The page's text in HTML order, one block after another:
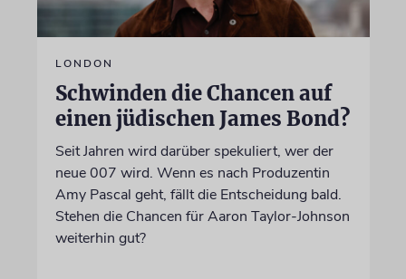
LONDON
Schwinden die Chancen auf
einen jüdischen James Bond?
Seit Jahren wird darüber spekuliert, wer der
neue 007 wird. Wenn es nach Produzentin
Amy Pascal geht, fällt die Entscheidung bald.
Stehen die Chancen für Aaron Taylor-Johnson
weiterhin gut?